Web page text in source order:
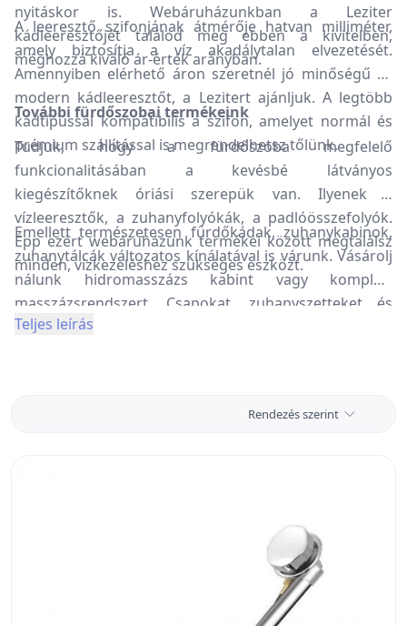
nyitáskor is. Webáruházunkban a Leziter
kádleeresztőjét találod meg ebben a kivitelben,
méghozzá kiváló ár-érték arányban.
A leeresztő szifonjának átmérője hatvan milliméter,
amely biztosítja a víz akadálytalan elvezetését.
Amennyiben elérhető áron szeretnél jó minőségű és
modern kádleeresztőt, a Lezitert ajánljuk. A legtöbb
kádtípussal kompatibilis a szifon, amelyet normál és
prémium szállítással is megrendelhetsz tőlünk.
További fürdőszobai termékeink
Tudjuk, hogy a fürdőszoba megfelelő
funkcionalitásában a kevésbé látványos
kiegészítőknek óriási szerepük van. Ilyenek a
vízleeresztők, a zuhanyfolyókák, a padlóösszefolyók.
Épp ezért webáruházunk termékei között megtalálsz
minden, vízkezeléshez szükséges eszközt.
Emellett természetesen fürdőkádak, zuhanykabinok,
zuhanytálcák változatos kínálatával is várunk. Vásárolj
nálunk hidromasszázs kabint vagy komplett
masszázsrendszert. Csapokat, zuhanyszetteket és
zuhapaneleket is forgalmazunk, böngészd végig
Teljes leírás
Rendezés szerint